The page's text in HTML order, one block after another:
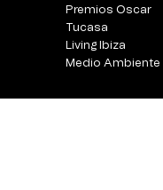
Premios Oscar
Tucasa
Living Ibiza
Medio Ambiente